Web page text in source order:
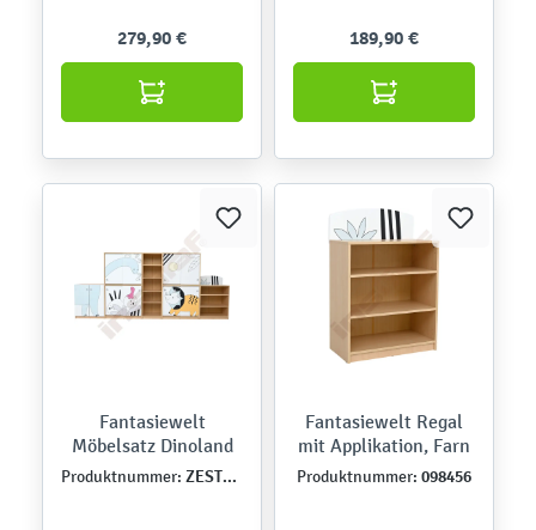
279,90 € 189,90 €
Fantasiewelt
Möbelsatz Dinoland
Produktnummer: ZEST5910
Fantasiewelt Regal
mit Applikation, Farn
Produktnummer: 098456